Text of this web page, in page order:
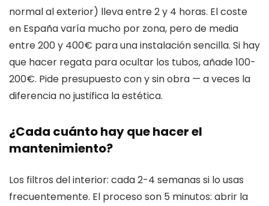
normal al exterior) lleva entre 2 y 4 horas. El coste
en España varía mucho por zona, pero de media
entre 200 y 400€ para una instalación sencilla. Si hay
que hacer regata para ocultar los tubos, añade 100-
200€. Pide presupuesto con y sin obra — a veces la
diferencia no justifica la estética.
¿Cada cuánto hay que hacer el
mantenimiento?
Los filtros del interior: cada 2-4 semanas si lo usas
frecuentemente. El proceso son 5 minutos: abrir la